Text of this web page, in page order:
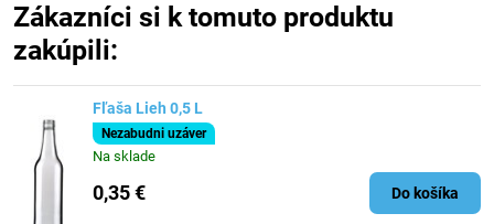
Zákazníci si k tomuto produktu
zakúpili:
Fľaša Lieh 0,5 L
Nezabudni uzáver
Na sklade
0,35 € Do košíka